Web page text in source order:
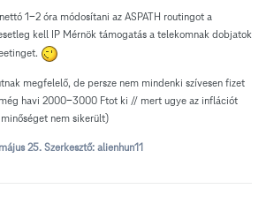
1-2 óra módosítani az ASPATH routingot a
kell IP Mérnök támogatás a telekomnak dobjatok
megfelelő, de persze nem mindenki szívesen fizet
havi 2000-3000 Ftot ki // mert ugye az inflációt
nem sikerült)
25.Szerkesztő: alienhun11